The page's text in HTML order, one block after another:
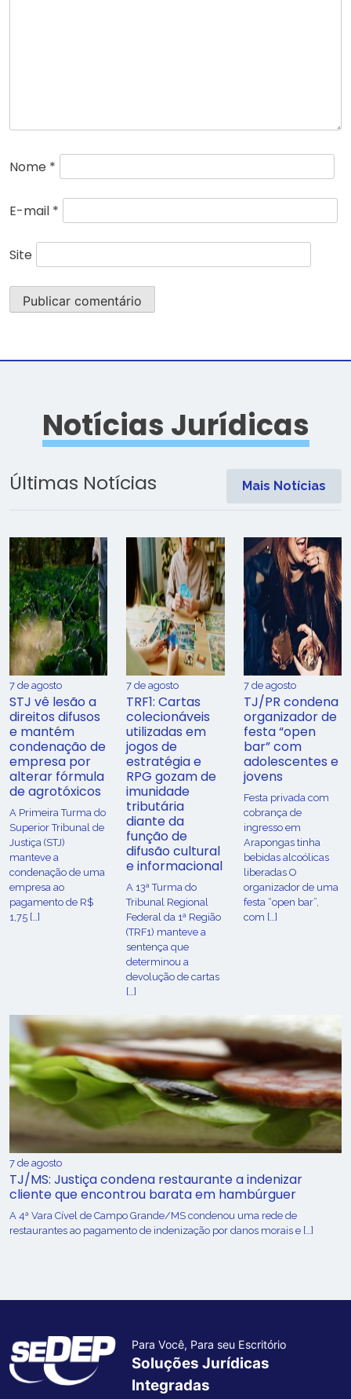
Nome *
E-mail *
Site
Notícias Jurídicas
Últimas Notícias Mais Notícias
7 de agosto
STJ vê lesão a
direitos difusos
e mantém
condenação de
empresa por
alterar fórmula
de agrotóxicos
​A Primeira Turma do
Superior Tribunal de
Justiça (STJ)
manteve a
condenação de uma
empresa ao
pagamento de R$
1,75 […]
7 de agosto
TRF1: Cartas
colecionáveis
utilizadas em
jogos de
estratégia e
RPG gozam de
imunidade
tributária
diante da
função de
difusão cultural
e informacional
A 13ª Turma do
Tribunal Regional
Federal da 1ª Região
(TRF1) manteve a
sentença que
determinou a
devolução de cartas
[…]
7 de agosto
TJ/PR condena
organizador de
festa “open
bar” com
adolescentes e
jovens
Festa privada com
cobrança de
ingresso em
Arapongas tinha
bebidas alcoólicas
liberadas O
organizador de uma
festa “open bar”,
com […]
7 de agosto
TJ/MS: Justiça condena restaurante a indenizar
cliente que encontrou barata em hambúrguer
A 4ª Vara Cível de Campo Grande/MS condenou uma rede de
restaurantes ao pagamento de indenização por danos morais e […]
Para Você, Para seu Escritório
Soluções Jurídicas
Integradas